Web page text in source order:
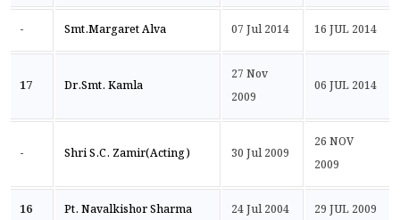
- Smt.Margaret Alva 07 Jul 2014 16 JUL 2014
17 Dr.Smt. Kamla
27 Nov
2009
06 JUL 2014
- Shri S.C. Zamir(Acting) 30 Jul 2009
26 NOV
2009
16 Pt. Navalkishor Sharma 24 Jul 2004 29 JUL 2009